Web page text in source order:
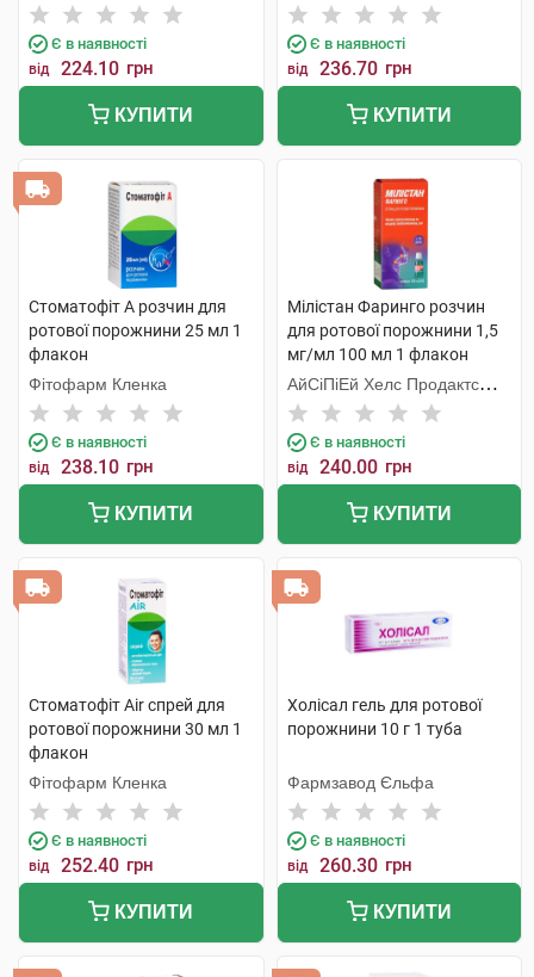
Є в наявності
від 224.10 грн
КУПИТИ
Є в наявності
від 236.70 грн
КУПИТИ
Стоматофіт А розчин для
ротової порожнини 25 мл 1
флакон
Фітофарм Кленка
Є в наявності
від 238.10 грн
КУПИТИ
Мілістан Фаринго розчин
для ротової порожнини 1,5
мг/мл 100 мл 1 флакон
АйСіПіЕй Хелс Продактc
Лімітед
Є в наявності
від 240.00 грн
КУПИТИ
Стоматофіт Air спрей для
ротової порожнини 30 мл 1
флакон
Фітофарм Кленка
Є в наявності
від 252.40 грн
КУПИТИ
Холісал гель для ротової
порожнини 10 г 1 туба
Фармзавод Єльфа
Є в наявності
від 260.30 грн
КУПИТИ